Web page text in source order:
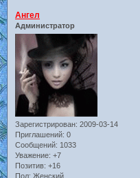
Ангел
Администратор
Зарегистрирован: 2009-03-14
Приглашений: 0
Сообщений: 1033
Уважение: +7
Позитив: +16
Пол: Женский